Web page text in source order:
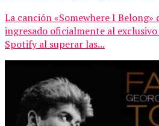
La canción «Somewhere I Belong»
ingresado oficialmente al
Spotify al superar las...